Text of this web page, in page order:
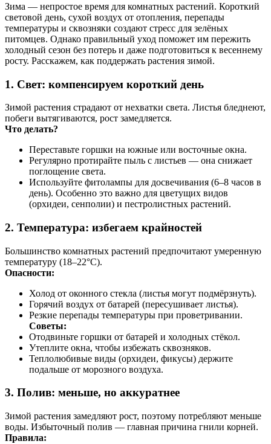
Зима — непростое время для комнатных растений. Короткий
световой день, сухой воздух от отопления, перепады
температуры и сквозняки создают стресс для зелёных
питомцев. Однако правильный уход поможет им пережить
холодный сезон без потерь и даже подготовиться к весеннему
росту. Расскажем, как поддержать растения зимой.
1. Свет: компенсируем короткий день
Зимой растения страдают от нехватки света. Листья бледнеют,
побеги вытягиваются, рост замедляется.
Что делать?
Переставьте горшки на южные или восточные окна.
Регулярно протирайте пыль с листьев — она снижает
поглощение света.
Используйте фитолампы для досвечивания (6–8 часов в
день). Особенно это важно для цветущих видов
(орхидеи, сенполии) и пестролистных растений.
2. Температура: избегаем крайностей
Большинство комнатных растений предпочитают умеренную
температуру (18–22°C).
Опасности:
Холод от оконного стекла (листья могут подмёрзнуть).
Горячий воздух от батарей (пересушивает листья).
Резкие перепады температуры при проветривании.
Советы:
Отодвиньте горшки от батарей и холодных стёкол.
Утеплите окна, чтобы избежать сквозняков.
Теплолюбивые виды (орхидеи, фикусы) держите
подальше от морозного воздуха.
3. Полив: меньше, но аккуратнее
Зимой растения замедляют рост, поэтому потребляют меньше
воды. Избыточный полив — главная причина гнили корней.
Правила: